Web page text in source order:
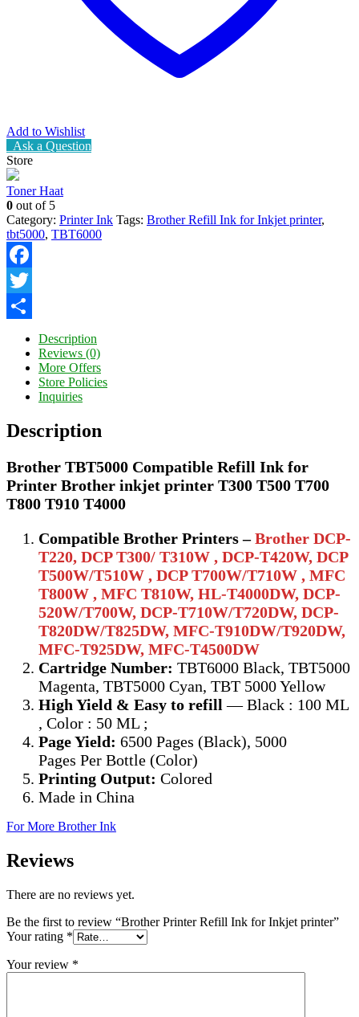
Add to Wishlist
Ask a Question
Store
Toner Haat
0 out of 5
Category: Printer Ink Tags: Brother Refill Ink for Inkjet printer,
tbt5000, TBT6000
Facebook
Twitter
Description
Reviews (0)
More Offers
Store Policies
Inquiries
Description
Brother TBT5000 Compatible Refill Ink for
Printer Brother inkjet printer T300 T500 T700
T800 T910 T4000
Compatible Brother Printers –Brother DCP-
T220, DCP T300/ T310W , DCP-T420W, DCP
T500W/T510W , DCP T700W/T710W , MFC
T800W , MFC T810W, HL-T4000DW, DCP-
520W/T700W, DCP-T710W/T720DW, DCP-
T820DW/T825DW, MFC-T910DW/T920DW,
MFC-T925DW, MFC-T4500DW
Cartridge Number: TBT6000 Black, TBT5000
Magenta, TBT5000 Cyan, TBT 5000 Yellow
High Yield & Easy to refill— Black : 100 ML
, Color : 50 ML ;
Page Yield: 6500 Pages (Black), 5000
Pages Per Bottle (Color)
Printing Output: Colored
Made in China
For More Brother Ink
Reviews
There are no reviews yet.
Be the first to review “Brother Printer Refill Ink for Inkjet printer”
Your rating *
Your review *